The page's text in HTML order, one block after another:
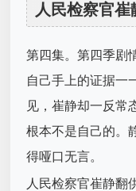
人民检察官
第四集。第四季剧
自己手上的证据一
见，崔静却一反常
根本不是自己的。
得哑口无言。
人民检察官崔静翻